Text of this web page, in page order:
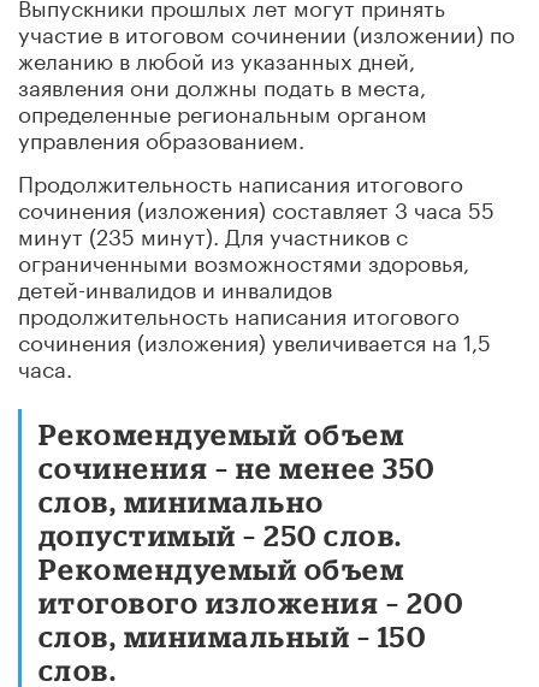
участие в итоговом сочинении (изложении) по
желанию в любой из указанных дней,
заявления они должны подать в места,
определенные региональным органом
управления образованием.
Продолжительность написания итогового
сочинения (изложения) составляет 3 часа 55
минут (235 минут). Для участников с
ограниченными возможностями здоровья,
детей-инвалидов и инвалидов
продолжительность написания итогового
сочинения (изложения) увеличивается на 1,5
часа.
Рекомендуемый объем
сочинения – не менее 350
слов, минимально
допустимый – 250 слов.
Рекомендуемый объем
итогового изложения – 200
слов, минимальный – 150
слов.